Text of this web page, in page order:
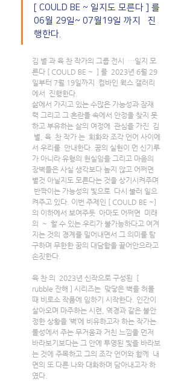
[ COULD BE ~ 일지도 모른다 ] 를
06월 29일~ 07월19일 까지   진
행한다.
김 별 과 육 찬 작가의 그룹 전시  …일지 모
른다 [ COULD BE ~  ] 를  2023년 6월 29
일부터 7월 19일까지  컴바인 웍스 갤러리
에서  진행한다.
삶에서 가지고 있는 수많은 가능성과 잠재
력 그리고 그 혼란들 속에서 안정을 찾지 못
하고 부유하는 삶의 여정에  관심을 가진  김
별, 육  찬 작가 는  회화와 조각 언어 사이에
서 우리를  안내한다. 꿈의 실현이 먼 신기루
가 아니라 유형의 현실임을 그리고 마음의
장벽들은 사실 생각보다 높지 않고 어쩌면
별것 아닐지도 모른다는 것을 상기시켜주며
반짝이는 가능성의 빛으로  다시 불러 일으
켜주고 있다.이번 주제인 [ COULD BE ~]
의 이하에서 보여주듯  아마도 어쩌면  미래
의  ~  할 수 있는 우리가 불가능하다고 여겨
지는 것의 경계를 밀어내면서 그 의미를 탐
구하며 무한한 꿈의 대담함을 끌어안으라고
손짓한다.
육 찬 의  2023년 신작으로 구성된  [
rubble 잔해 ] 시리즈는  맞닿은 벽을 허물
때 비로소 작품에 임하기 시작한다. 인간이
살아오며 마주하는 시련, 역경과 같은 불안
정한 상황을 ‘벽’에 비유하고자 하는 작가는
물성에서 주는 무거움과 거친 느낌을 먼저
바라보기보다는 그 안에 투영된 빛을 바라보
는 것에 주목하고 그의 조각 언어와 함께  내
면의 또 다른 나와 대화하며 담아내고자 하
였다.